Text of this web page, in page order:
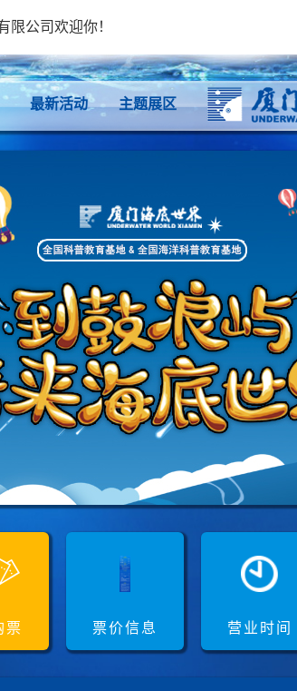
限公司欢迎你！
最新活动 主题展区
票 票价信息 营业时间